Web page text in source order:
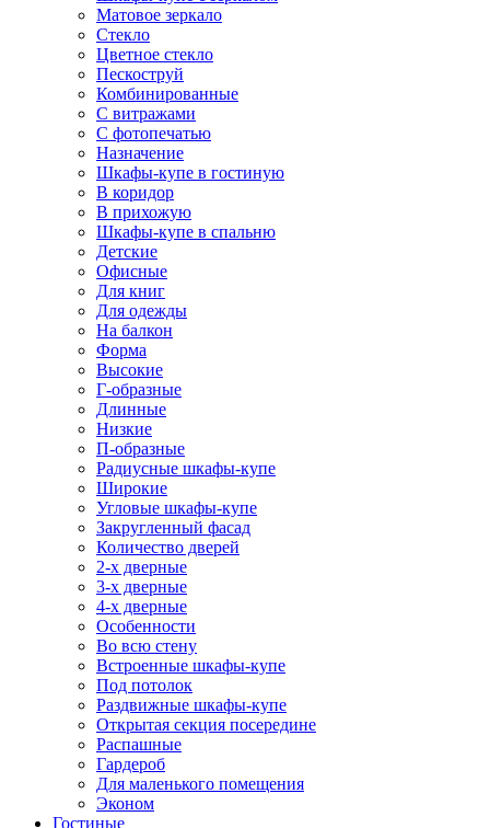
Матовое зеркало
Стекло
Цветное стекло
Пескоструй
Комбинированные
С витражами
С фотопечатью
Назначение
Шкафы-купе в гостиную
В коридор
В прихожую
Шкафы-купе в спальню
Детские
Офисные
Для книг
Для одежды
На балкон
Форма
Высокие
Г-образные
Длинные
Низкие
П-образные
Радиусные шкафы-купе
Широкие
Угловые шкафы-купе
Закругленный фасад
Количество дверей
2-х дверные
3-х дверные
4-х дверные
Особенности
Во всю стену
Встроенные шкафы-купе
Под потолок
Раздвижные шкафы-купе
Открытая секция посередине
Распашные
Гардероб
Для маленького помещения
Эконом
Гостиные